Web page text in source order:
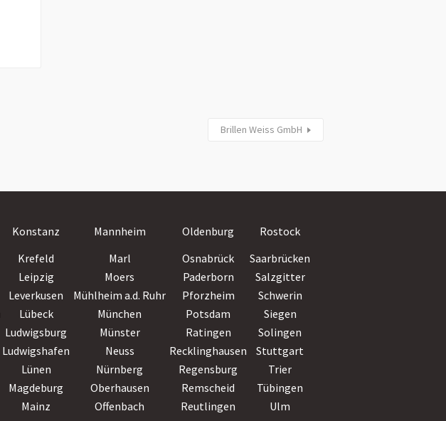
Brillen Weiss GmbH
Konstanz Mannheim Oldenburg Rostock
Krefeld Marl Osnabrück Saarbrücken
Leipzig Moers Paderborn Salzgitter
Leverkusen Mühlheim a.d. Ruhr Pforzheim Schwerin
Lübeck München Potsdam Siegen
Ludwigsburg Münster Ratingen Solingen
Ludwigshafen Neuss Recklinghausen Stuttgart
Lünen Nürnberg Regensburg Trier
Magdeburg Oberhausen Remscheid
Tübingen
Mainz Offenbach Reutlingen Ulm